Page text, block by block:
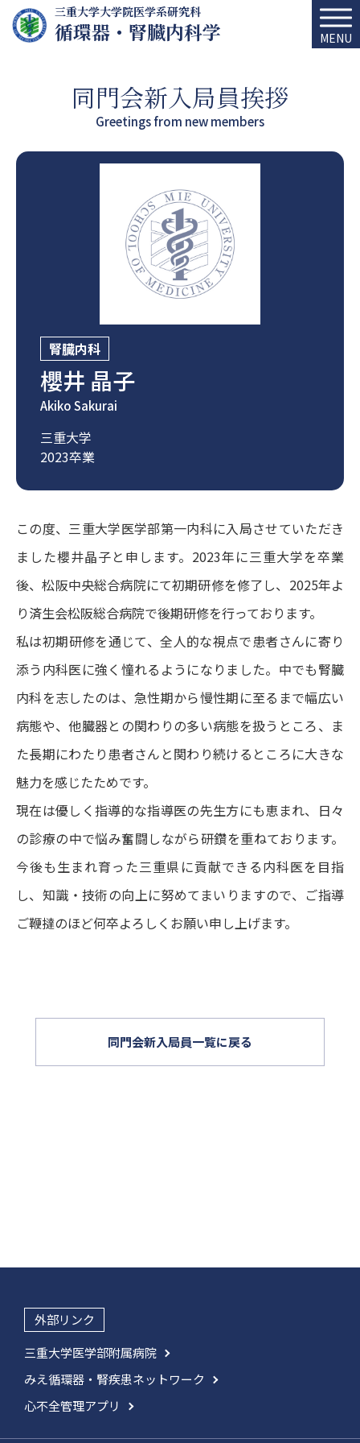
三重大学大学院医学系研究科
循環器・腎臓内科学 MENU
同門会新入局員挨拶
Greetings from new members
腎臓内科
櫻井 晶子
Akiko Sakurai
三重大学
2023卒業
この度、三重大学医学部第一内科に入局させていただき
ました櫻井晶子と申します。2023年に三重大学を卒業
後、松阪中央総合病院にて初期研修を修了し、2025年よ
り済生会松阪総合病院で後期研修を行っております。
私は初期研修を通じて、全人的な視点で患者さんに寄り
添う内科医に強く憧れるようになりました。中でも腎臓
内科を志したのは、急性期から慢性期に至るまで幅広い
病態や、他臓器との関わりの多い病態を扱うところ、ま
た長期にわたり患者さんと関わり続けるところに大きな
魅力を感じたためです。
現在は優しく指導的な指導医の先生方にも恵まれ、日々
の診療の中で悩み奮闘しながら研鑽を重ねております。
今後も生まれ育った三重県に貢献できる内科医を目指
し、知識・技術の向上に努めてまいりますので、ご指導
ご鞭撻のほど何卒よろしくお願い申し上げます。
同門会新入局員一覧に戻る
外部リンク
三重大学医学部附属病院
みえ循環器・腎疾患ネットワーク
心不全管理アプリ